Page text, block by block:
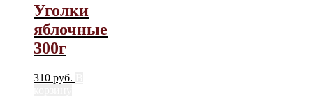
Уголки
яблочные
300г
310 руб.